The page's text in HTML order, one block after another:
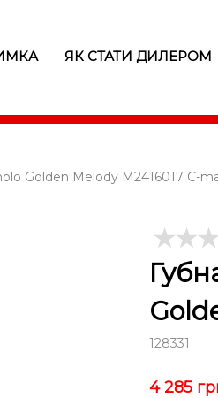
ЯК СТАТИ ДИЛЕРОМ
Golden Melody M2416017 C-
128331
4 285